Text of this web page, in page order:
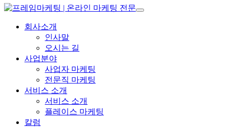
회사소개
인사말
오시는 길
사업분야
사업자 마케팅
전문직 마케팅
서비스 소개
서비스 소개
플레이스 마케팅
칼럼